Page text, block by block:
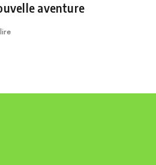
aventure